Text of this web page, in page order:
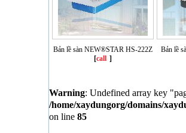
Bản lề sàn NEW®STAR HS-222Z
[call ]
Bản lề
Warning: Undefined array key
/home/xaydungorg/domains/
on line 85